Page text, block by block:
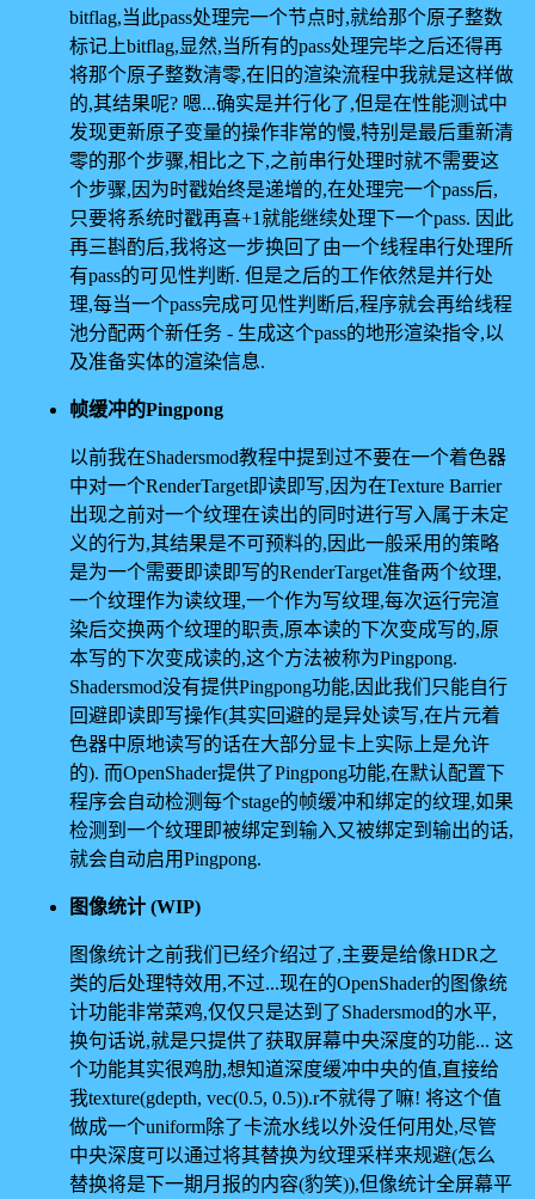
bitflag,当此pass处理完一个节点时,就给那个原子整数
标记上bitflag,显然,当所有的pass处理完毕之后还得再
将那个原子整数清零,在旧的渲染流程中我就是这样做
的,其结果呢? 嗯...确实是并行化了,但是在性能测试中
发现更新原子变量的操作非常的慢,特别是最后重新清
零的那个步骤,相比之下,之前串行处理时就不需要这
个步骤,因为时戳始终是递增的,在处理完一个pass后,
只要将系统时戳再喜+1就能继续处理下一个pass. 因此
再三斟酌后,我将这一步换回了由一个线程串行处理所
有pass的可见性判断. 但是之后的工作依然是并行处
理,每当一个pass完成可见性判断后,程序就会再给线程
池分配两个新任务 - 生成这个pass的地形渲染指令,以
及准备实体的渲染信息.
帧缓冲的Pingpong
以前我在Shadersmod教程中提到过不要在一个着色器
中对一个RenderTarget即读即写,因为在Texture Barrier
出现之前对一个纹理在读出的同时进行写入属于未定
义的行为,其结果是不可预料的,因此一般采用的策略
是为一个需要即读即写的RenderTarget准备两个纹理,
一个纹理作为读纹理,一个作为写纹理,每次运行完渲
染后交换两个纹理的职责,原本读的下次变成写的,原
本写的下次变成读的,这个方法被称为Pingpong.
Shadersmod没有提供Pingpong功能,因此我们只能自行
回避即读即写操作(其实回避的是异处读写,在片元着
色器中原地读写的话在大部分显卡上实际上是允许
的). 而OpenShader提供了Pingpong功能,在默认配置下
程序会自动检测每个stage的帧缓冲和绑定的纹理,如果
检测到一个纹理即被绑定到输入又被绑定到输出的话,
就会自动启用Pingpong.
图像统计 (WIP)
图像统计之前我们已经介绍过了,主要是给像HDR之
类的后处理特效用,不过...现在的OpenShader的图像统
计功能非常菜鸡,仅仅只是达到了Shadersmod的水平,
换句话说,就是只提供了获取屏幕中央深度的功能... 这
个功能其实很鸡肋,想知道深度缓冲中央的值,直接给
我texture(gdepth, vec(0.5, 0.5)).r不就得了嘛! 将这个值
做成一个uniform除了卡流水线以外没任何用处,尽管
中央深度可以通过将其替换为纹理采样来规避(怎么
替换将是下一期月报的内容(豹笑)),但像统计全屏幕平